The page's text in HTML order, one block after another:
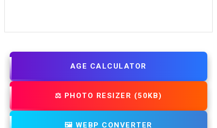
AGE CALCULATOR
⚖️ PHOTO RESIZER (50KB)
🖼️ WEBP CONVERTER